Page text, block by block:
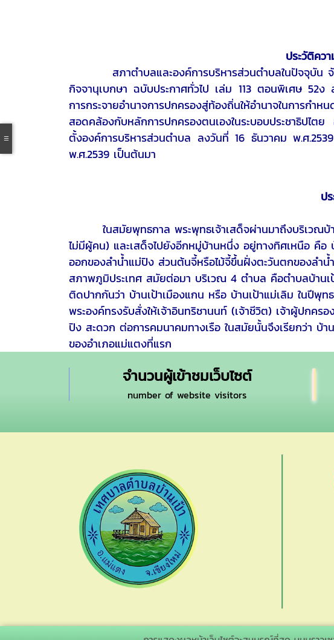
ประวัติคว
สภาตำบลและองค์การบริหารส่วนตำบลในปัจจุบัน จัดตั้
กิจจานุเบกษา ฉบับประกาศทั่วไป เล่ม 113 ตอนพิเศษ 52ง
การกระจายอำนาจการปกครองสู่ท้องถิ่นให้อำนาจในการกำ
สอดคล้องกับหลักการปกครองตนเองในระบอบประชาธิปไต
ตั้งองค์การบริหารส่วนตำบล ลงวันที่ 16 ธันวาคม พ.ศ
พ.ศ.2539 เป็นต้นมา
ป
ในสมัยพุทธกาล พระพุทธเจ้าเสด็จผ่านมาถึงบริเวณบ้า
ไม่มีผู้คน) และเสด็จไปยังอีกหมู่บ้านหนึ่ง อยู่ทางทิศเหนือ คื
ออกของลำน้ำแม่ปิง ส่วนต้นจี้หรือไม้จี้ขึ้นฝั่งตะวันตกของล
สภาพภูมิประเทศ สมัยต่อมา บริเวณ 4 ตำบล คือตำบลบ้าน
ติดปากกันว่า บ้านเป้าเมืองแกน หรือ บ้านเป้าแม่เลิม ในปีพุ
พระองค์ทรงรับสั่งให้เจ้าอินทริชานนท์ (เจ้าชีวิต) เจ้าผู้ปกค
ปิง สะดวก ต่อการคมนาคมทางเรือ ในสมัยนั้นจึงเรียกว่า บ้
ของอำเภอแม่แตงที่แรก
จำนวนผู้เข้าชมเว็บไซต์
number of website visitors